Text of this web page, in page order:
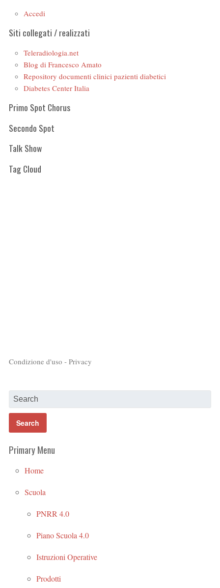
Accedi
Siti collegati / realizzati
Teleradiologia.net
Blog di Francesco Amato
Repository documenti clinici pazienti diabetici
Diabetes Center Italia
Primo Spot Chorus
Secondo Spot
Talk Show
Tag Cloud
Condizione d'uso - Privacy
Primary Menu
Home
Scuola
PNRR 4.0
Piano Scuola 4.0
Istruzioni Operative
Prodotti